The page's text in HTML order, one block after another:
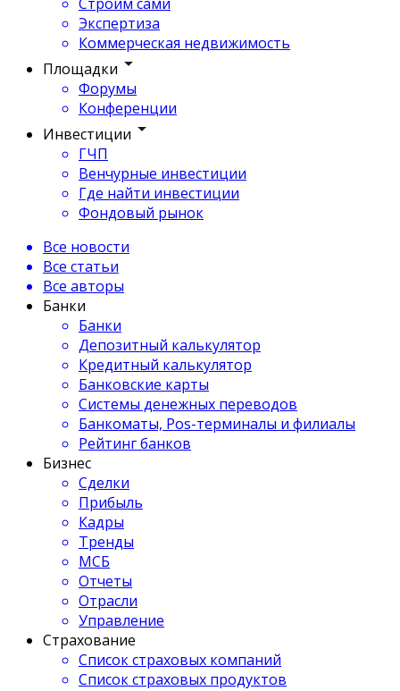
Экспертиза
Коммерческая недвижимость
Площадки
Форумы
Конференции
Инвестиции
ГЧП
Венчурные инвестиции
Где найти инвестиции
Фондовый рынок
Все новости
Все статьи
Все авторы
Банки
Банки
Депозитный калькулятор
Кредитный калькулятор
Банковские карты
Системы денежных переводов
Банкоматы, Pos-терминалы и филиалы
Рейтинг банков
Бизнес
Сделки
Прибыль
Кадры
Тренды
МСБ
Отчеты
Отрасли
Управление
Страхование
Список страховых компаний
Список страховых продуктов